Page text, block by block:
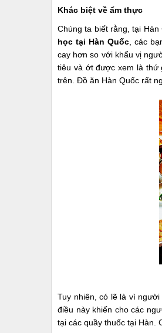
Khác biệt về ẩm thực
Chúng ta biết rằng, tại
học tại Hàn Quốc , các
cay hơn so với khẩu vị
tiêu và ớt được xem là thứ
trên. Đồ ăn Hàn Quốc rất
Tuy nhiên, có lẽ là vì
điều này khiến cho các
tại các quầy thuốc tại Hàn.